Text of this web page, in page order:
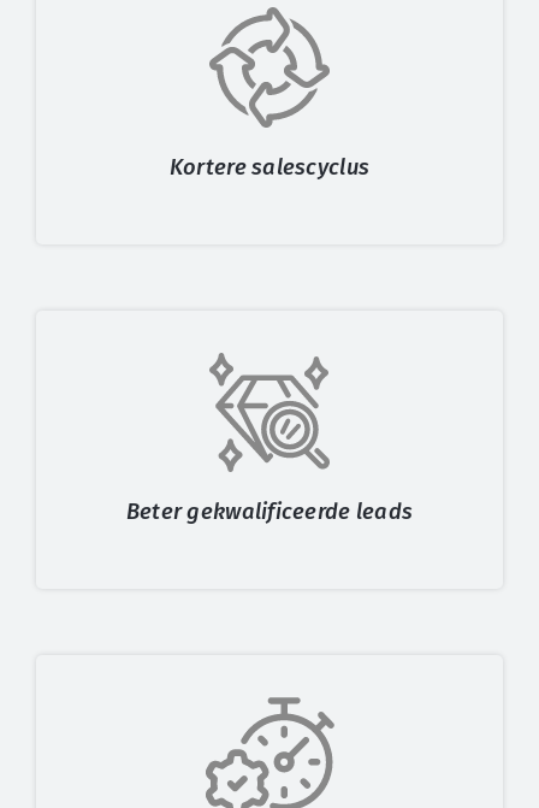
Kortere salescyclus
Beter gekwalificeerde leads